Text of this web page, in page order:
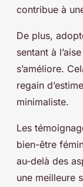
contribue à
De plus,
sentant à
s’améliore.
regain
minimaliste.
Les
bien-être
au-delà des
une meilleure